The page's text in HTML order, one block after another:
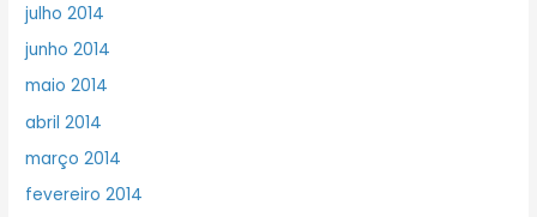
julho 2014
junho 2014
maio 2014
abril 2014
março 2014
fevereiro 2014